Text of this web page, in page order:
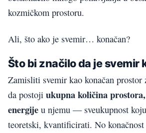
kozmičkom prostoru.
Ali, što ako je svemir… konačan?
Što bi značilo da je svemir
Zamisliti svemir kao konačan prostor
da postoji ukupna količina
energije u njemu — sveukupnost
teoretski, kvantificirati. No konačnost